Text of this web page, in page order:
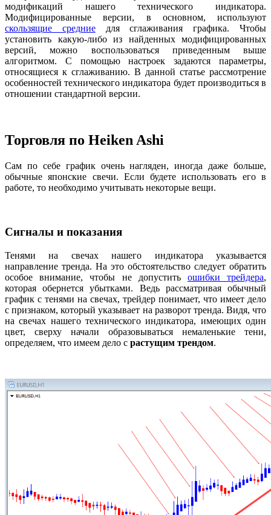
модификаций нашего технического индикатора.
Модифицированные версии, в основном, используют
скользящие средниедля сглаживания графика. Чтобы
установить какую-либо из найденных модифицированных
версий, можно воспользоваться приведенным выше
алгоритмом. С помощью настроек задаются параметры,
относящиеся к сглаживанию. В данной статье рассмотрение
особенностей технического индикатора будет производиться в
отношении стандартной версии.
Торговля по Heiken Ashi
Сам по себе график очень нагляден, иногда даже больше,
обычные японские свечи. Если будете использовать его в
работе, то необходимо учитывать некоторые вещи.
Сигналы и показания
Тенями на свечах нашего индикатора указывается
направление тренда. На это обстоятельство следует обратить
особое внимание, чтобы не допустить ошибки трейдера,
которая обернется убытками. Ведь рассматривая обычный
график с тенями на свечах, трейдер понимает, что имеет дело
с признаком, который указывает на разворот тренда. Видя, что
на свечах нашего технического индикатора, имеющих один
цвет, сверху начали образовываться немаленькие тени,
определяем, что имеем дело с растущим трендом.